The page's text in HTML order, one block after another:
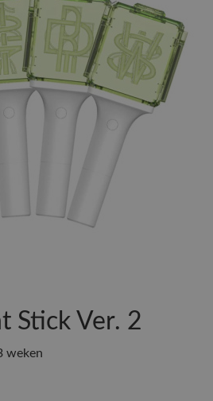
Stick Ver. 2
weken